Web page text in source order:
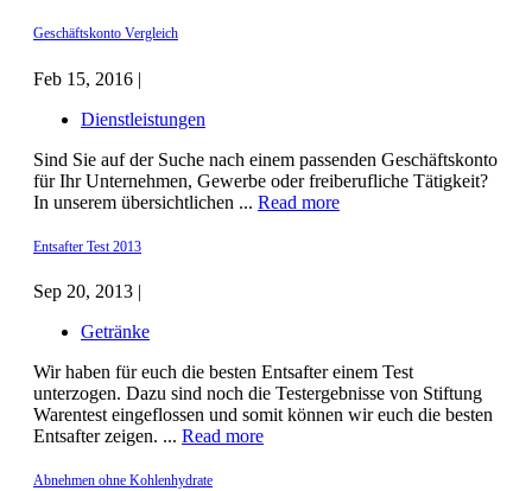
Geschäftskonto Vergleich
Feb 15, 2016 |
Dienstleistungen
Sind Sie auf der Suche nach einem passenden Geschäftskonto
für Ihr Unternehmen, Gewerbe oder freiberufliche Tätigkeit?
In unserem übersichtlichen ... Read more
Entsafter Test 2013
Sep 20, 2013 |
Getränke
Wir haben für euch die besten Entsafter einem Test
unterzogen. Dazu sind noch die Testergebnisse von Stiftung
Warentest eingeflossen und somit können wir euch die besten
Entsafter zeigen. ... Read more
Abnehmen ohne Kohlenhydrate